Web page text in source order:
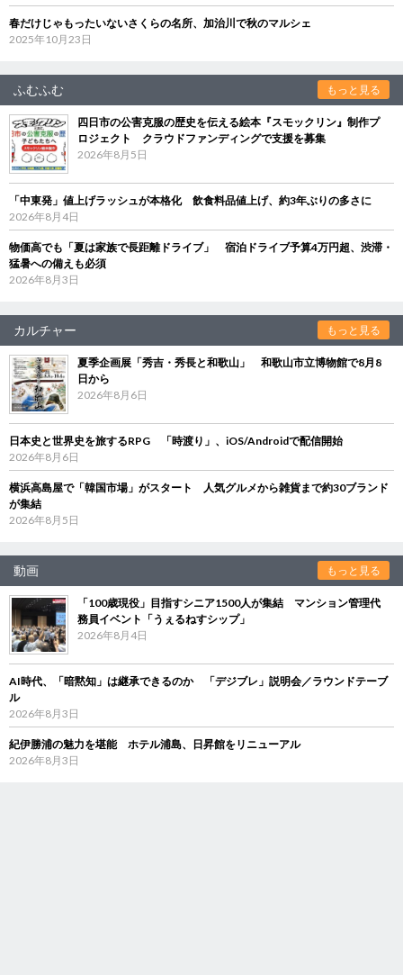
春だけじゃもったいないさくらの名所、加治川で秋のマルシェ
2025年10月23日
ふむふむ もっと見る
四日市の公害克服の歴史を伝える絵本『スモックリン』制作プ
ロジェクト クラウドファンディングで支援を募集
2026年8月5日
「中東発」値上げラッシュが本格化 飲食料品値上げ、約3年ぶりの多さに
2026年8月4日
物価高でも「夏は家族で長距離ドライブ」 宿泊ドライブ予算4万円超、渋滞・
猛暑への備えも必須
2026年8月3日
カルチャー もっと見る
夏季企画展「秀吉・秀長と和歌山」 和歌山市立博物館で8月8
日から
2026年8月6日
日本史と世界史を旅するRPG 「時渡り」、iOS/Androidで配信開始
2026年8月6日
横浜高島屋で「韓国市場」がスタート 人気グルメから雑貨まで約30ブランド
が集結
2026年8月5日
動画 もっと見る
「100歳現役」目指すシニア1500人が集結 マンション管理代
務員イベント「うぇるねすシップ」
2026年8月4日
AI時代、「暗黙知」は継承できるのか 「デジブレ」説明会／ラウンドテーブ
ル
2026年8月3日
紀伊勝浦の魅力を堪能 ホテル浦島、日昇館をリニューアル
2026年8月3日